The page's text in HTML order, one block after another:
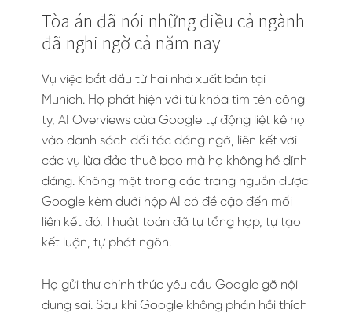
Tòa án đã nói những điều cả ngành
đã nghi ngờ cả năm nay
Vụ việc bắt đầu từ hai nhà xuất bản tại
Munich. Họ phát hiện với từ khóa tìm tên công
ty, AI Overviews của Google tự động liệt kê họ
vào danh sách đối tác đáng ngờ, liên kết với
các vụ lừa đảo thuê bao mà họ không hề dính
dáng. Không một trong các trang nguồn được
Google kèm dưới hộp AI có đề cập đến mối
liên kết đó. Thuật toán đã tự tổng hợp, tự tạo
kết luận, tự phát ngôn.
Họ gửi thư chính thức yêu cầu Google gỡ nội
dung sai. Sau khi Google không phản hồi thích